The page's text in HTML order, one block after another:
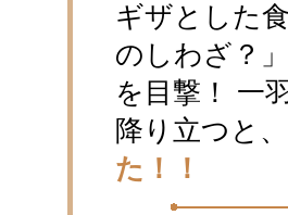
ギザとした
のしわざ？
を目撃！ 一
降り立つと
た！！